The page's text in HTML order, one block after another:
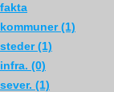
fakta
kommuner (1)
steder (1)
infra. (0)
sever. (1)